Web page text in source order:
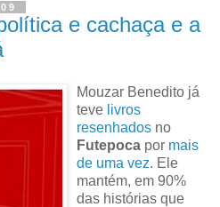
e cachaça e a
Mouzar Benedito já
teve livros
resenhados no
Futepoca por mais
de uma vez. Ele
mantém, em 90%
das histórias que